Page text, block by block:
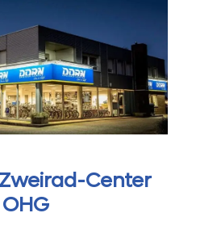
Center